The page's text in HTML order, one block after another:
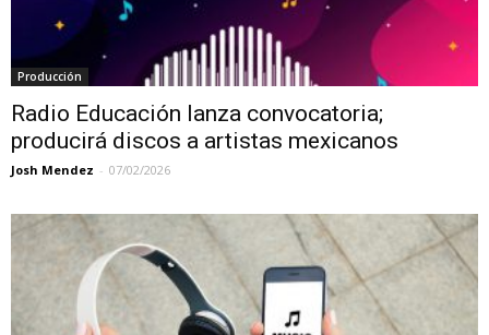
Producción
Radio Educación lanza convocatoria;
producirá discos a artistas mexicanos
Josh Mendez - 07/02/2026